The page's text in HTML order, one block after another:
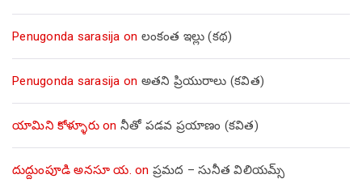
Penugonda sarasija on లంకంత ఇల్లు (కథ)
Penugonda sarasija on అతని ప్రియురాలు (కవిత)
యామిని కోళ్ళూరుon నీతో పడవ ప్రయాణం (కవిత)
దుద్దుంపూడి అనసూ య. on ప్రమద – సునీత విలియమ్స్